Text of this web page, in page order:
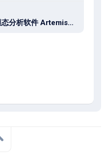
操作模态分析和实验模态分析软件 Artemis Modal Pro 8.0.0.3